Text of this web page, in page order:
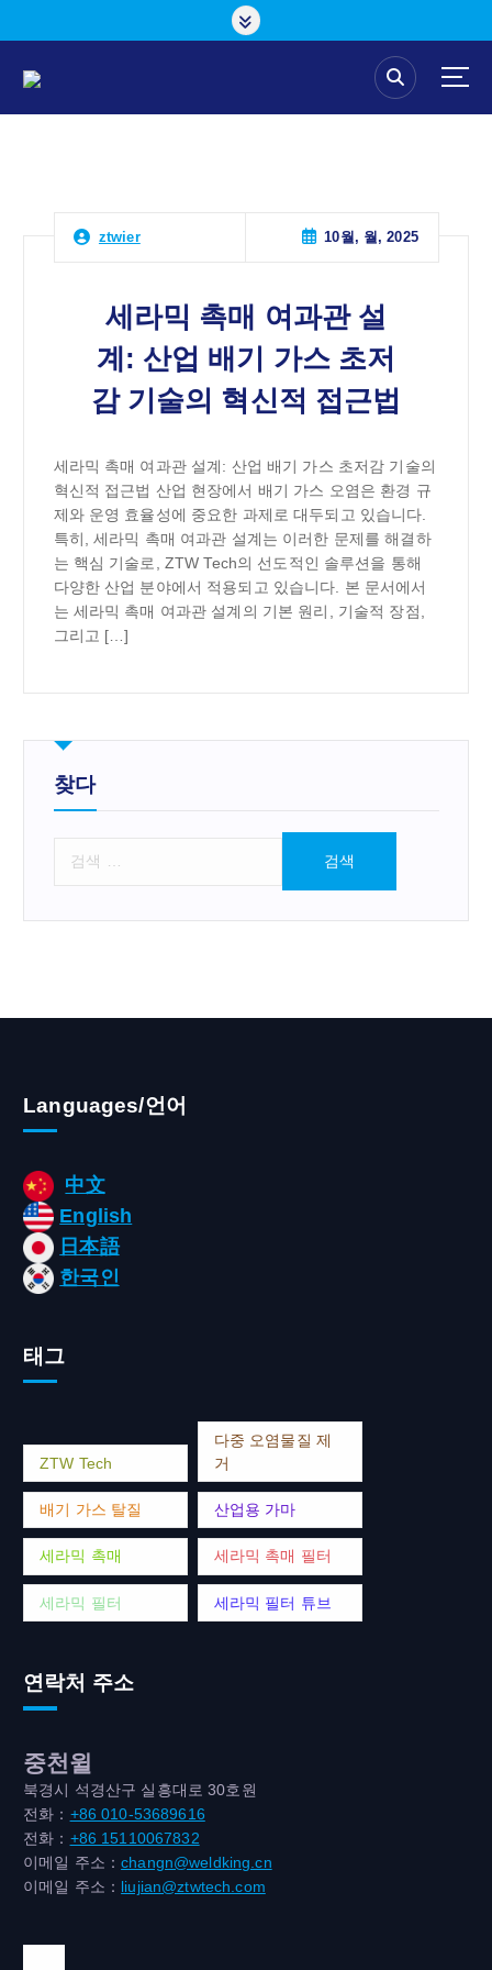
ztwier 10월, 월, 2025
세라믹 촉매 여과관 설
계: 산업 배기 가스 초저
감 기술의 혁신적 접근법
세라믹 촉매 여과관 설계: 산업 배기 가스 초저감 기술의
혁신적 접근법 산업 현장에서 배기 가스 오염은 환경 규
제와 운영 효율성에 중요한 과제로 대두되고 있습니다.
특히, 세라믹 촉매 여과관 설계는 이러한 문제를 해결하
는 핵심 기술로, ZTW Tech의 선도적인 솔루션을 통해
다양한 산업 분야에서 적용되고 있습니다. 본 문서에서
는 세라믹 촉매 여과관 설계의 기본 원리, 기술적 장점,
그리고 […]
찾다
Languages/언어
中文
English
日本語
한국인
태그
ZTW Tech
다중 오염물질 제
거
배기 가스 탈질 산업용 가마
세라믹 촉매 세라믹 촉매 필터
세라믹 필터 세라믹 필터 튜브
연락처 주소
중천윌
북경시 석경산구 실흥대로 30호원
전화： +86 010-53689616
전화： +86 15110067832
이메일 주소：changn@weldking.cn
이메일 주소： liujian@ztwtech.com